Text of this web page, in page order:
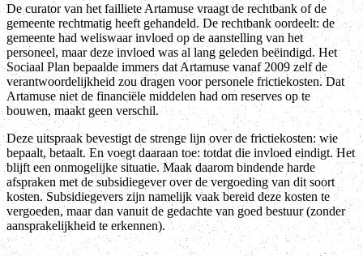
De curator van het failliete Artamuse vraagt de rechtbank of de
gemeente rechtmatig heeft gehandeld. De rechtbank oordeelt: de
gemeente had weliswaar invloed op de aanstelling van het
personeel, maar deze invloed was al lang geleden beëindigd. Het
Sociaal Plan bepaalde immers dat Artamuse vanaf 2009 zelf de
verantwoordelijkheid zou dragen voor personele frictiekosten. Dat
Artamuse niet de financiële middelen had om reserves op te
bouwen, maakt geen verschil.
Deze uitspraak bevestigt de strenge lijn over de frictiekosten: wie
bepaalt, betaalt. En voegt daaraan toe: totdat die invloed eindigt. Het
blijft een onmogelijke situatie. Maak daarom bindende harde
afspraken met de subsidiegever over de vergoeding van dit soort
kosten. Subsidiegevers zijn namelijk vaak bereid deze kosten te
vergoeden, maar dan vanuit de gedachte van goed bestuur (zonder
aansprakelijkheid te erkennen).